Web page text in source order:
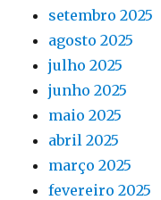
setembro 2025
agosto 2025
julho 2025
junho 2025
maio 2025
abril 2025
março 2025
fevereiro 2025